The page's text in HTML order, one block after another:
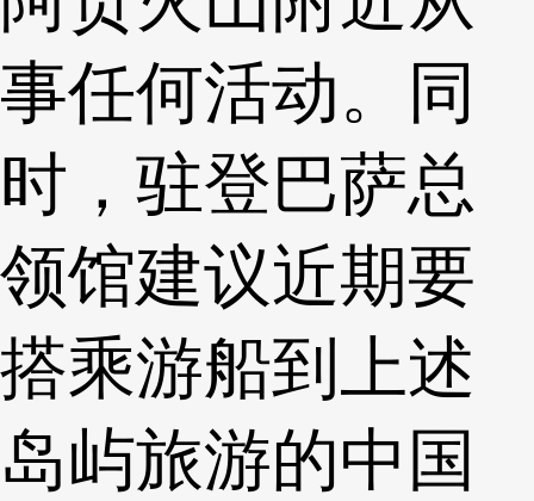
事任何活动。同
时，驻登巴萨总
领馆建议近期要
搭乘游船到上述
岛屿旅游的中国